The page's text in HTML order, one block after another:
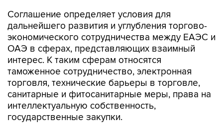
Соглашение определяет условия для
дальнейшего развития и углубления торгово-
экономического сотрудничества между ЕАЭС и
ОАЭ в сферах, представляющих взаимный
интерес. К таким сферам относятся
таможенное сотрудничество, электронная
торговля, технические барьеры в торговле,
санитарные и фитосанитарные меры, права на
интеллектуальную собственность,
государственные закупки.